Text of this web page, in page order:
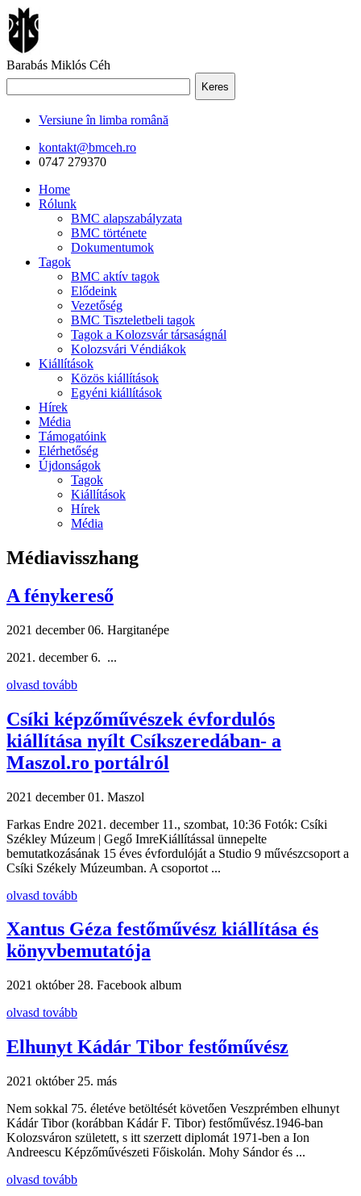
Barabás Miklós Céh
Keres
Versiune în limba română
kontakt@bmceh.ro
0747 279370
Home
Rólunk
BMC alapszabályzata
BMC története
Dokumentumok
Tagok
BMC aktív tagok
Elődeink
Vezetőség
BMC Tiszteletbeli tagok
Tagok a Kolozsvár társaságnál
Kolozsvári Véndiákok
Kiállítások
Közös kiállítások
Egyéni kiállítások
Hírek
Média
Támogatóink
Elérhetőség
Újdonságok
Tagok
Kiállítások
Hírek
Média
Médiavisszhang
A fénykereső
2021 december 06. Hargitanépe
2021. december 6. ...
olvasd tovább
Csíki képzőművészek évfordulós
kiállítása nyílt Csíkszeredában- a
Maszol.ro portálról
2021 december 01. Maszol
Farkas Endre 2021. december 11., szombat, 10:36 Fotók: Csíki
Székley Múzeum | Gegő ImreKiállítással ünnepelte
bemutatkozásának 15 éves évfordulóját a Studio 9 művészcsoport a
Csíki Székely Múzeumban. A csoportot ...
olvasd tovább
Xantus Géza festőművész kiállítása és
könyvbemutatója
2021 október 28. Facebook album
olvasd tovább
Elhunyt Kádár Tibor festőművész
2021 október 25. más
Nem sokkal 75. életéve betöltését követően Veszprémben elhunyt
Kádár Tibor (korábban Kádár F. Tibor) festőművész.1946-ban
Kolozsváron született, s itt szerzett diplomát 1971-ben a Ion
Andreescu Képzőművészeti Főiskolán. Mohy Sándor és ...
olvasd tovább